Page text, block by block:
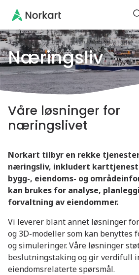
Næringsliv
Våre løsninger for
næringslivet
Norkart tilbyr en rekke
næringsliv, inkludert
bygg-, eiendoms- og
kan brukes for analyse,
forvaltning av eiendommer.
Vi leverer blant annet løsninger
og 3D-modeller som kan benyttes
og simuleringer. Våre løsninger
beslutningstaking og gir verdifull
eiendomsrelaterte spørsmål.